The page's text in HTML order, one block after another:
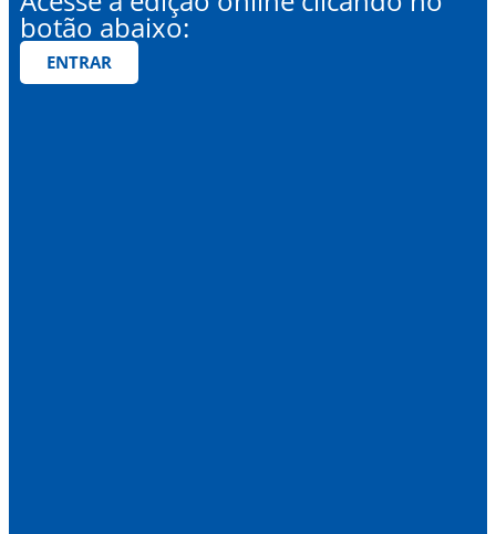
botão abaixo:
ENTRAR